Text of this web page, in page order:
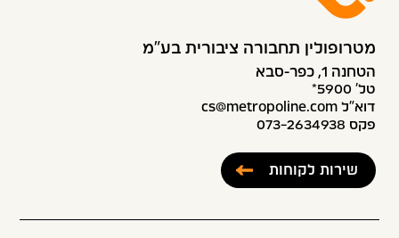
מטרופולין תחבורה ציבורית בע״מ
הטחנה 1, כפר-סבא
טל׳ 5900*
דוא”ל cs@metropoline.com
פקס 073-2634938
שירות לקוחות